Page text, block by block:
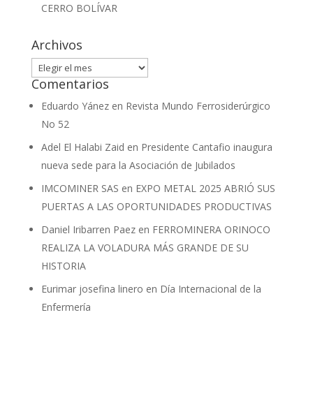
CERRO BOLÍVAR
Archivos
Archivos
Comentarios
Eduardo Yánezen Revista Mundo Ferrosiderúrgico
No 52
Adel El Halabi Zaid en Presidente Cantafio inaugura
nueva sede para la Asociación de Jubilados
IMCOMINER SAS en EXPO METAL 2025 ABRIÓ SUS
PUERTAS A LAS OPORTUNIDADES PRODUCTIVAS
Daniel Iribarren Paezen FERROMINERA ORINOCO
REALIZA LA VOLADURA MÁS GRANDE DE SU
HISTORIA
Eurimar josefina linero en Día Internacional de la
Enfermería